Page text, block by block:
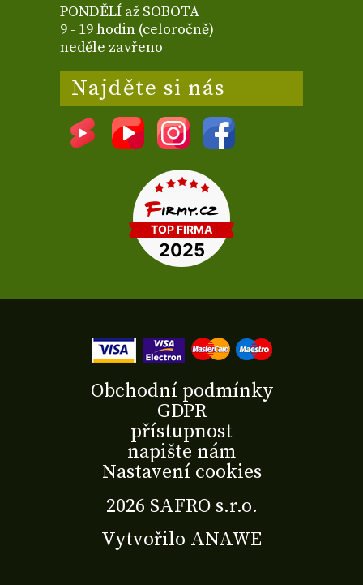
PONDĚLÍ až SOBOTA
9 - 19 hodin (celoročně)
neděle zavřeno
Najděte si nás
2026 SAFRO s.r.o.
Vytvořilo ANAWE
Obchodní podmínky
GDPR
přístupnost
napište nám
Nastavení cookies